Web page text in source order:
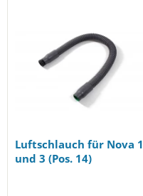
Luftschlauch für Nova 1
und 3 (Pos. 14)